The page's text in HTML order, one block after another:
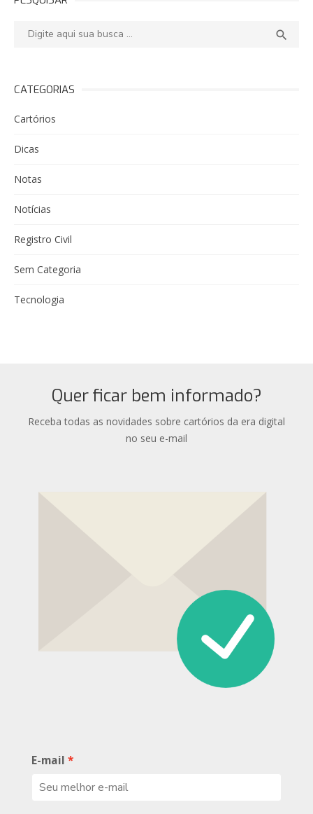
Pesquisar: 
CATEGORIAS
Cartórios
Dicas
Notas
Notícias
Registro Civil
Sem Categoria
Tecnologia
Quer ficar bem informado?
Receba todas as novidades sobre cartórios da era digital
no seu e-mail
E-mail